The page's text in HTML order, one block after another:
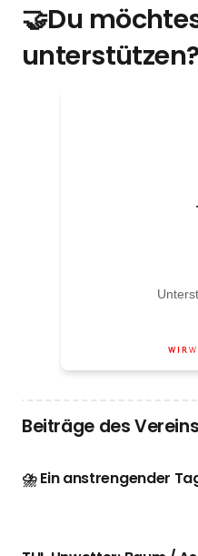
🤝Du
unterstützen?
Beiträge des Vereins
⛈️ Ein anstrengender